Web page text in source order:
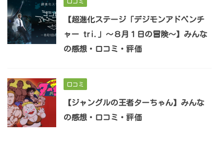
【超進化ステージ「デジモンアドベンチ
ャー tri.」～８月１日の冒険～】みんな
の感想・口コミ・評価
口コミ
【ジャングルの王者ターちゃん】みんな
の感想・口コミ・評価